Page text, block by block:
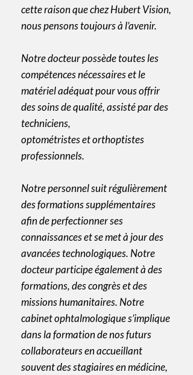
cette raison que chez Hubert Vision,
nous pensons toujours à l’avenir.
Notre docteur possède toutes les
compétences nécessaires et le
matériel adéquat pour vous offrir
des soins de qualité, assisté par des
techniciens,
optométristes et orthoptistes
professionnels.
Notre personnel suit régulièrement
des formations supplémentaires
afin de perfectionner ses
connaissances et se met à jour des
avancées technologiques. Notre
docteur participe également à des
formations, des congrès et des
missions humanitaires. Notre
cabinet ophtalmologique s’implique
dans la formation de nos futurs
collaborateurs en accueillant
souvent des stagiaires en médicine,